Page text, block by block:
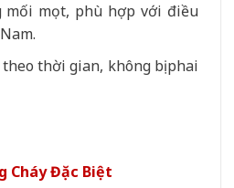
mối mọt, phù hợp với điều
thời gian, không bị phai
Cháy Đặc Biệt